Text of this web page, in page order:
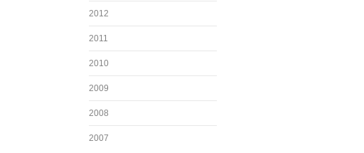
2012
2011
2010
2009
2008
2007